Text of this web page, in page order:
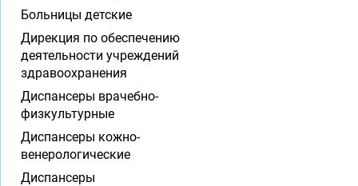
Больницы детские
Дирекция по обеспечению
деятельности учреждений
здравоохранения
Диспансеры врачебно-
физкультурные
Диспансеры кожно-
венерологические
Диспансеры